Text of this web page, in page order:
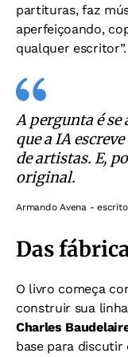
partituras, faz
aperfeiçoando,
qualquer escritor”.
A pergunta é se
que a IA
de artistas. E,
original.
Armando Avena -
Das
O livro começa
construir sua
Charles
base para